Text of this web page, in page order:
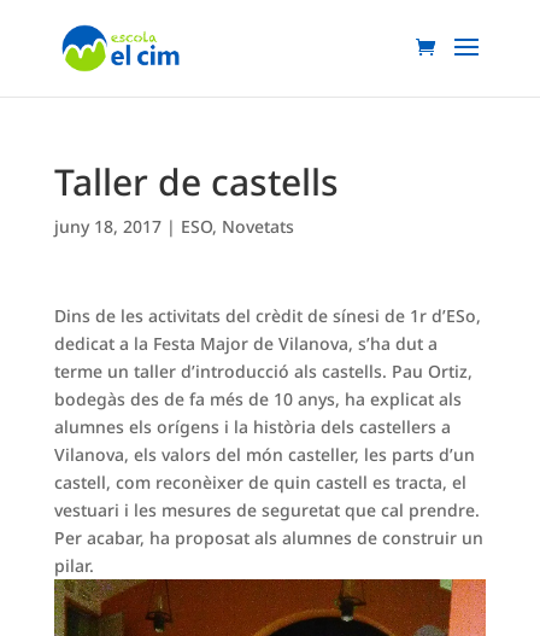
Taller de castells
juny 18, 2017| ESO, Novetats
Dins de les activitats del crèdit de sínesi de 1r d’ESo,
dedicat a la Festa Major de Vilanova, s’ha dut a
terme un taller d’introducció als castells. Pau Ortiz,
bodegàs des de fa més de 10 anys, ha explicat als
alumnes els orígens i la història dels castellers a
Vilanova, els valors del món casteller, les parts d’un
castell, com reconèixer de quin castell es tracta, el
vestuari i les mesures de seguretat que cal prendre.
Per acabar, ha proposat als alumnes de construir un
pilar.